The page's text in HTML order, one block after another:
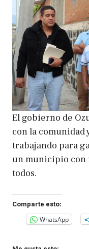
El gobierno de
con la
trabajando para
un municipio con
todos.
Comparte esto:
WhatsApp